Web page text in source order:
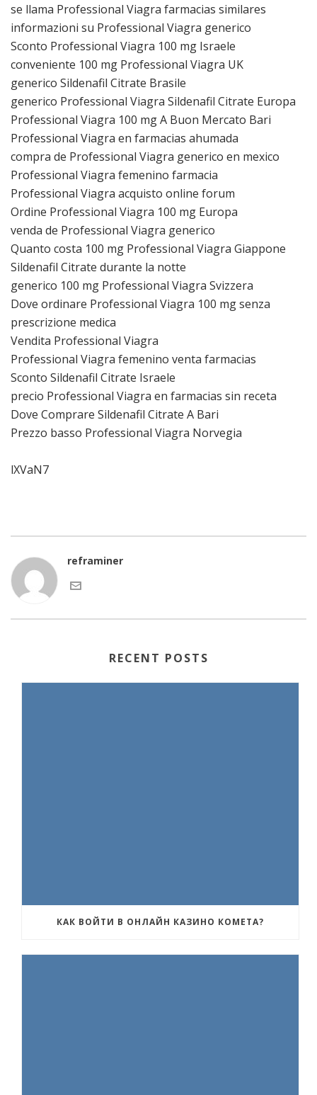
se llama Professional Viagra farmacias similares
informazioni su Professional Viagra generico
Sconto Professional Viagra 100 mg Israele
conveniente 100 mg Professional Viagra UK
generico Sildenafil Citrate Brasile
generico Professional Viagra Sildenafil Citrate Europa
Professional Viagra 100 mg A Buon Mercato Bari
Professional Viagra en farmacias ahumada
compra de Professional Viagra generico en mexico
Professional Viagra femenino farmacia
Professional Viagra acquisto online forum
Ordine Professional Viagra 100 mg Europa
venda de Professional Viagra generico
Quanto costa 100 mg Professional Viagra Giappone
Sildenafil Citrate durante la notte
generico 100 mg Professional Viagra Svizzera
Dove ordinare Professional Viagra 100 mg senza
prescrizione medica
Vendita Professional Viagra
Professional Viagra femenino venta farmacias
Sconto Sildenafil Citrate Israele
precio Professional Viagra en farmacias sin receta
Dove Comprare Sildenafil Citrate A Bari
Prezzo basso Professional Viagra Norvegia
lXVaN7
reframiner
RECENT POSTS
КАК ВОЙТИ В ОНЛАЙН КАЗИНО КОМЕТА?